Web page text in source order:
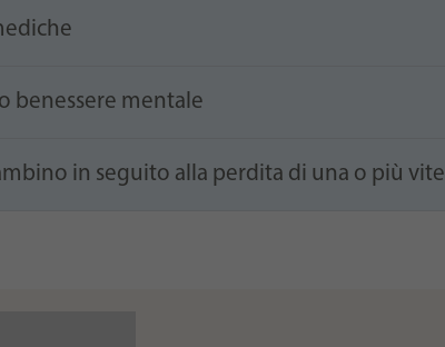
benessere mentale
in seguito alla perdita di una o più vite